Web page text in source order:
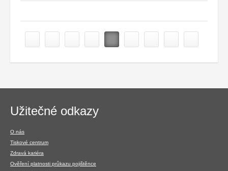
Navigace
v
patičce
Užitečné odkazy
O nás
Tiskové centrum
Zdravá kariéra
Ověření platnosti průkazu pojištěnce